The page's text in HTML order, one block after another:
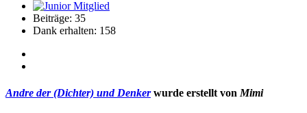
Beiträge: 35
Dank erhalten: 158
Andre der (Dichter) und Denkerwurde erstellt von Mimi